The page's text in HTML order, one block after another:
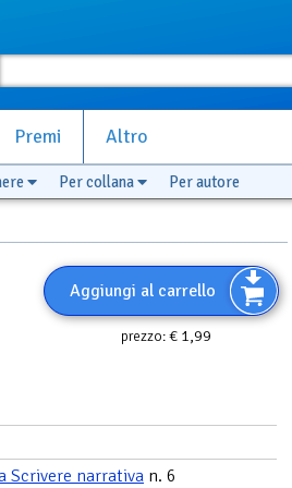
Premi Altro
Per collana Per autore
Aggiungi al carrello
prezzo:€ 1,99
Scrivere narrativa n. 6